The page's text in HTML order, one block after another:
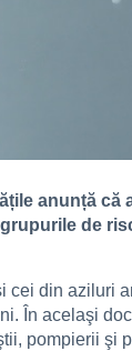
anunță
de
cei din aziluri
În acelaşi
pompierii şi